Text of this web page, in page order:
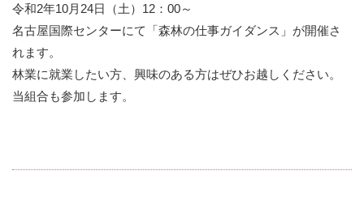
令和2年10月24日（土）12：00～
名古屋国際センターにて「森林の仕事ガイダンス」が開催さ
れます。
林業に就業したい方、興味のある方はぜひお越しください。
当組合も参加します。